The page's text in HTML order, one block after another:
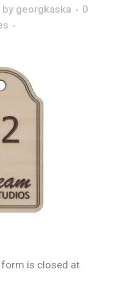
by georgkaska
0
form is closed at